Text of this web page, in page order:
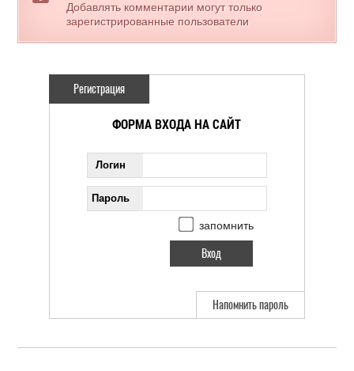
Добавлять комментарии могут только
зарегистрированные пользователи
Регистрация
ФОРМА ВХОДА НА САЙТ
Логин
Пароль
запомнить
Напомнить пароль